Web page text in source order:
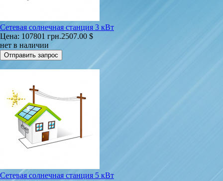
Сетевая солнечная станция 3 кВт
Цена: 107801 грн.2507.00 $
нет в наличии
Сетевая солнечная станция 5 кВт